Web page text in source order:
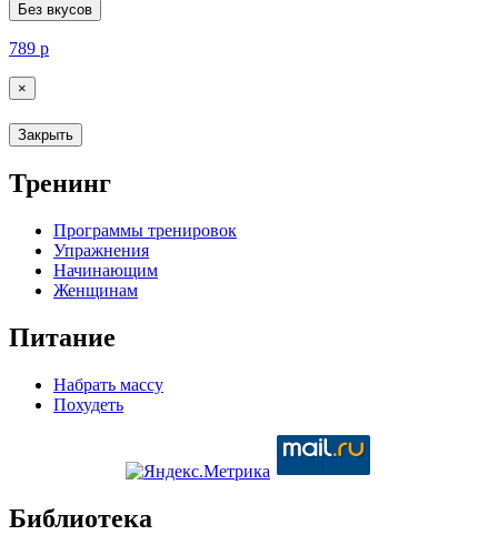
Без вкусов
789 р
×
Закрыть
Тренинг
Программы тренировок
Упражнения
Начинающим
Женщинам
Питание
Набрать массу
Похудеть
Библиотека